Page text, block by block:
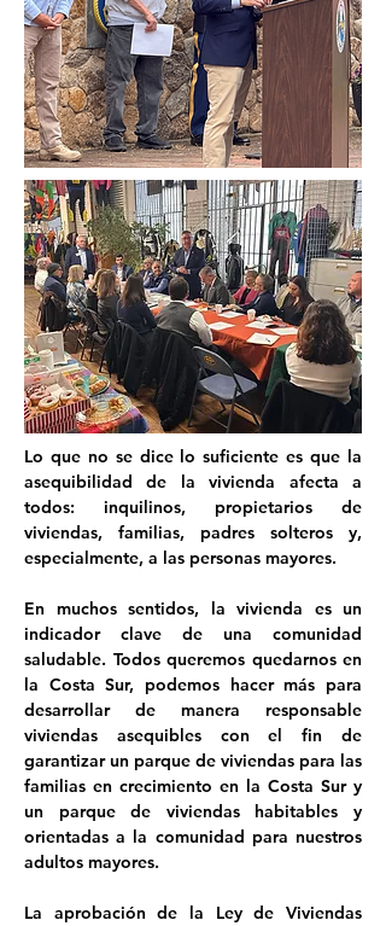
Lo que no se dice lo suficiente es que la
asequibilidad de la vivienda afecta a
todos: inquilinos, propietarios de
viviendas, familias, padres solteros y,
especialmente, a las personas mayores.
En muchos sentidos, la vivienda es un
indicador clave de una comunidad
saludable. Todos queremos quedarnos en
la Costa Sur, podemos hacer más para
desarrollar de manera responsable
viviendas asequibles con el fin de
garantizar un parque de viviendas para las
familias en crecimiento en la Costa Sur y
un parque de viviendas habitables y
orientadas a la comunidad para nuestros
adultos mayores.
La aprobación de la Ley de Viviendas